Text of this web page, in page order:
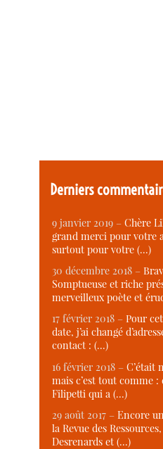
Derniers
9 janvier 2019 –Chère
grand merci pour votre
surtout pour votre (…)
30 décembre 2018 –
Somptueuse et riche
merveilleux poète et
17 février 2018 –Pour
date, j’ai changé
contact : (…)
16 février 2018 –C’était
mais c’est tout comme :
Filipetti qui a (…)
29 août 2017 –Encore
la Revue des
Desrenards et (…)